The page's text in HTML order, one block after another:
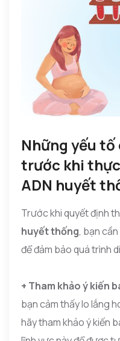
Những yếu
trước khi
ADN huyết
Trước khi quyết định
huyết thống, bạn
để đảm bảo quá trình
+ Tham khảo ý kiến
bạn cảm thấy lo lắng
hãy tham khảo ý kiến